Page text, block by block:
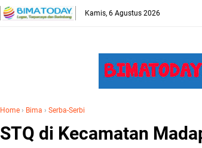
Kamis, 6 Agustus 2026
Home › Bima › Serba-Serbi
STQ di Kecamatan